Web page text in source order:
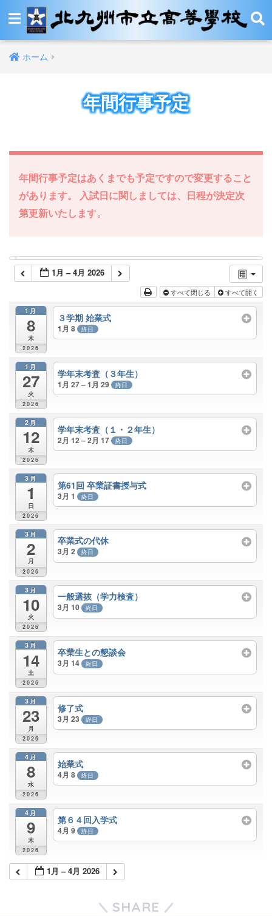
ホーム
年間行事予定
年間行事予定はあくまでも予定ですので変更すること
があります。 入試日に関しましては、日程が決定次
第更新いたします。
1月 – 4月 2026
すべて閉じる すべて開く
1月
8
木
2026
３学期 始業式
1月 8 終日
1月
27
火
2026
学年末考査（３年生）
1月 27 – 1月 29 終日
2月
12
木
2026
学年末考査（１・２年生）
2月 12 – 2月 17 終日
3月
1
日
2026
第61回 卒業証書授与式
3月 1 終日
3月
2
月
2026
卒業式の代休
3月 2 終日
3月
10
火
2026
一般選抜（学力検査）
3月 10 終日
3月
14
土
2026
卒業生との懇談会
3月 14 終日
3月
23
月
2026
修了式
3月 23 終日
4月
8
水
2026
始業式
4月 8 終日
4月
9
木
2026
第６４回入学式
4月 9 終日
1月 – 4月 2026
SHARE